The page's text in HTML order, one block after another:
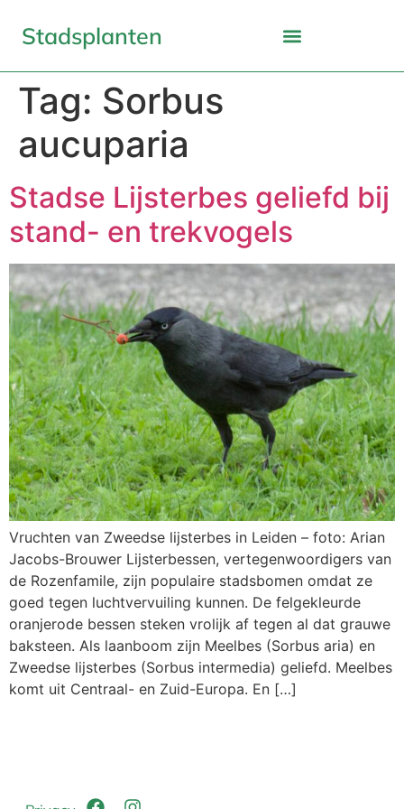
Stadsplanten
Tag: Sorbus
aucuparia
Stadse Lijsterbes geliefd bij
stand- en trekvogels
Vruchten van Zweedse lijsterbes in Leiden – foto: Arian
Jacobs-Brouwer Lijsterbessen, vertegenwoordigers van
de Rozenfamile, zijn populaire stadsbomen omdat ze
goed tegen luchtvervuiling kunnen. De felgekleurde
oranjerode bessen steken vrolijk af tegen al dat grauwe
baksteen. Als laanboom zijn Meelbes (Sorbus aria) en
Zweedse lijsterbes (Sorbus intermedia) geliefd. Meelbes
komt uit Centraal- en Zuid-Europa. En […]